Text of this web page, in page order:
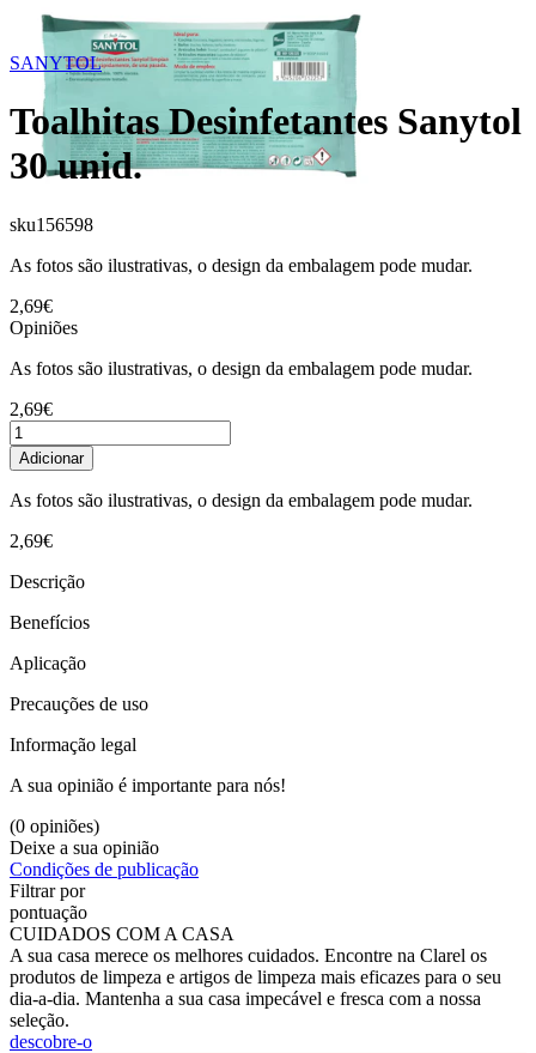
SANYTOL
Toalhitas Desinfetantes Sanytol
30 unid.
sku156598
As fotos são ilustrativas, o design da embalagem pode mudar.
2,69€
Opiniões
As fotos são ilustrativas, o design da embalagem pode mudar.
2,69€
Adicionar
As fotos são ilustrativas, o design da embalagem pode mudar.
2,69€
Descrição
Benefícios
Aplicação
Precauções de uso
Informação legal
A sua opinião é importante para nós!
(0 opiniões)
Deixe a sua opinião
Condições de publicação
Filtrar por
pontuação
CUIDADOS COM A CASA
A sua casa merece os melhores cuidados. Encontre na Clarel os
produtos de limpeza e artigos de limpeza mais eficazes para o seu
dia-a-dia. Mantenha a sua casa impecável e fresca com a nossa
seleção.
descobre-o